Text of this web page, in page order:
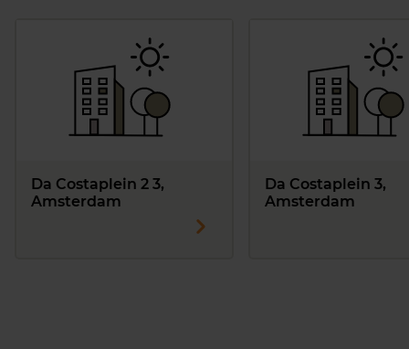
Da Costaplein 2 3,
Amsterdam
Da Costaplein 3,
Amsterdam